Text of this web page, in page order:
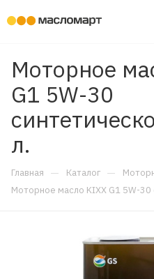
Моторное
G1 5W-30
л.
Главная — Каталог —
Моторное масло KIXX G1 5W-30